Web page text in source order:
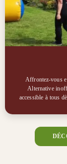
Affrontez-vous
Alternative
accessible à tous